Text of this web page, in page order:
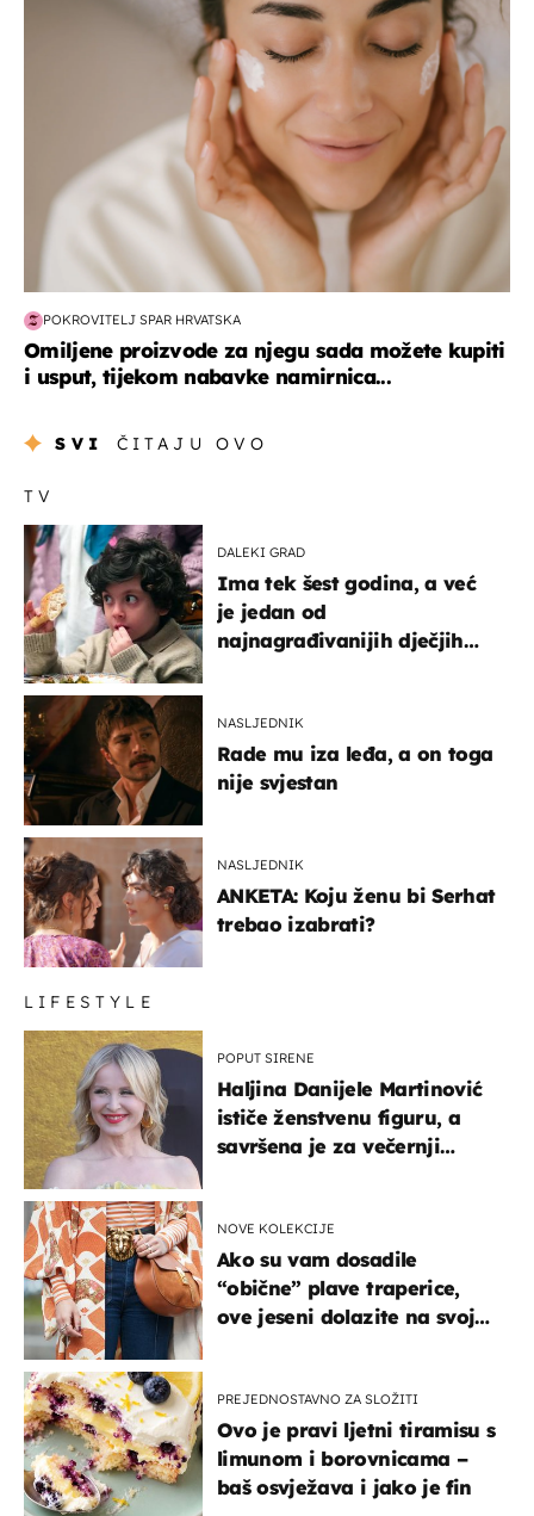
POKROVITELJ SPAR HRVATSKA
Omiljene proizvode za njegu sada možete kupiti
i usput, tijekom nabavke namirnica...
SVI ČITAJU OVO
TV
DALEKI GRAD
Ima tek šest godina, a već
je jedan od
najnagrađivanijih dječjih
NASLJEDNIK
Rade mu iza leđa, a on toga
nije svjestan
NASLJEDNIK
ANKETA: Koju ženu bi Serhat
trebao izabrati?
LIFESTYLE
POPUT SIRENE
Haljina Danijele Martinović
ističe ženstvenu figuru, a
savršena je za večernji
NOVE KOLEKCIJE
Ako su vam dosadile
“obične” plave traperice,
ove jeseni dolazite na svoje
PREJEDNOSTAVNO ZA SLOŽITI
Ovo je pravi ljetni tiramisu s
limunom i borovnicama –
baš osvježava i jako je fin